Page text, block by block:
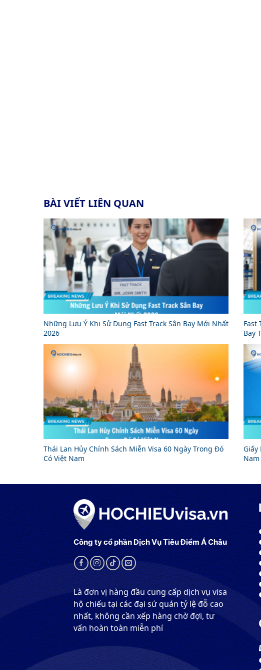
BÀI VIẾT LIÊN QUAN
Những Lưu Ý Khi Sử Dụng Fast Track Sân Bay Mới Nhất
2026
Fast
Bay
Thái Lan Hủy Chính Sách Miễn Visa 60 Ngày Trong Đó
Có Việt Nam
Giấy
Công ty cổ phần Dịch Vụ Tiêu Điểm Á Châu
Là đơn vị hàng đầu cung cấp dịch vụ visa
hộ chiếu tại các đại sứ quán tỷ lệ đỗ cao
nhất, không cần xếp hàng chờ đợi, tư
vấn hoàn toàn miễn phí